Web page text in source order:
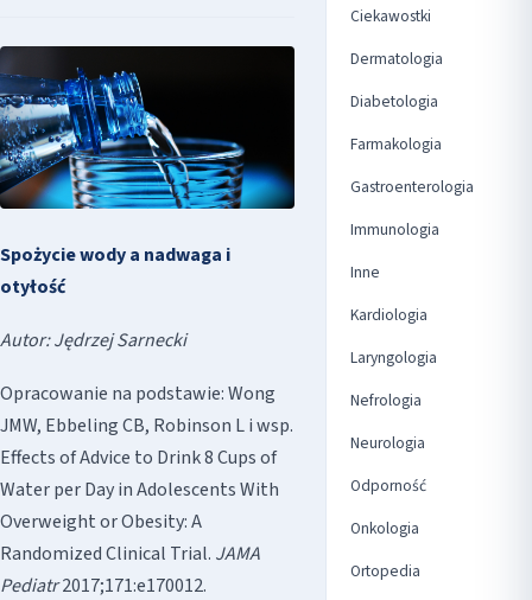
Spożycie wody a nadwaga i
otyłość
Autor: Jędrzej Sarnecki
Opracowanie na podstawie: Wong
JMW, Ebbeling CB, Robinson L i wsp.
Effects of Advice to Drink 8 Cups of
Water per Day in Adolescents With
Overweight or Obesity: A
Randomized Clinical Trial. JAMA
Pediatr2017;171:e170012.
Ciekawostki
Dermatologia
Diabetologia
Farmakologia
Gastroenterologia
Immunologia
Inne
Kardiologia
Laryngologia
Nefrologia
Neurologia
Odporność
Onkologia
Ortopedia